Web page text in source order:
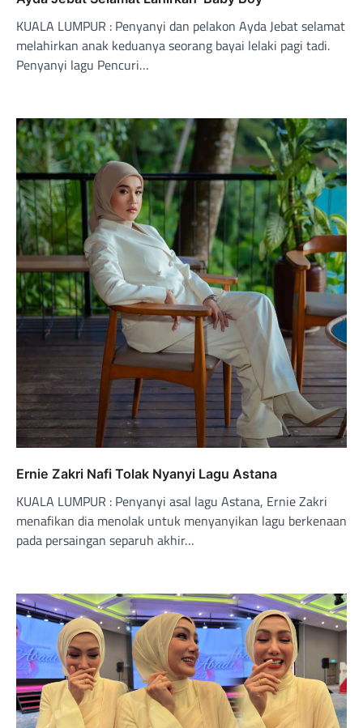
KUALA LUMPUR : Penyanyi dan pelakon Ayda Jebat selamat
melahirkan anak keduanya seorang bayai lelaki pagi tadi.
Penyanyi lagu Pencuri…
Ernie Zakri Nafi Tolak Nyanyi Lagu Astana
KUALA LUMPUR : Penyanyi asal lagu Astana, Ernie Zakri
menafikan dia menolak untuk menyanyikan lagu berkenaan
pada persaingan separuh akhir…